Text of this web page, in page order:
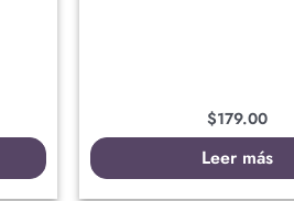
$179.00
Leer más